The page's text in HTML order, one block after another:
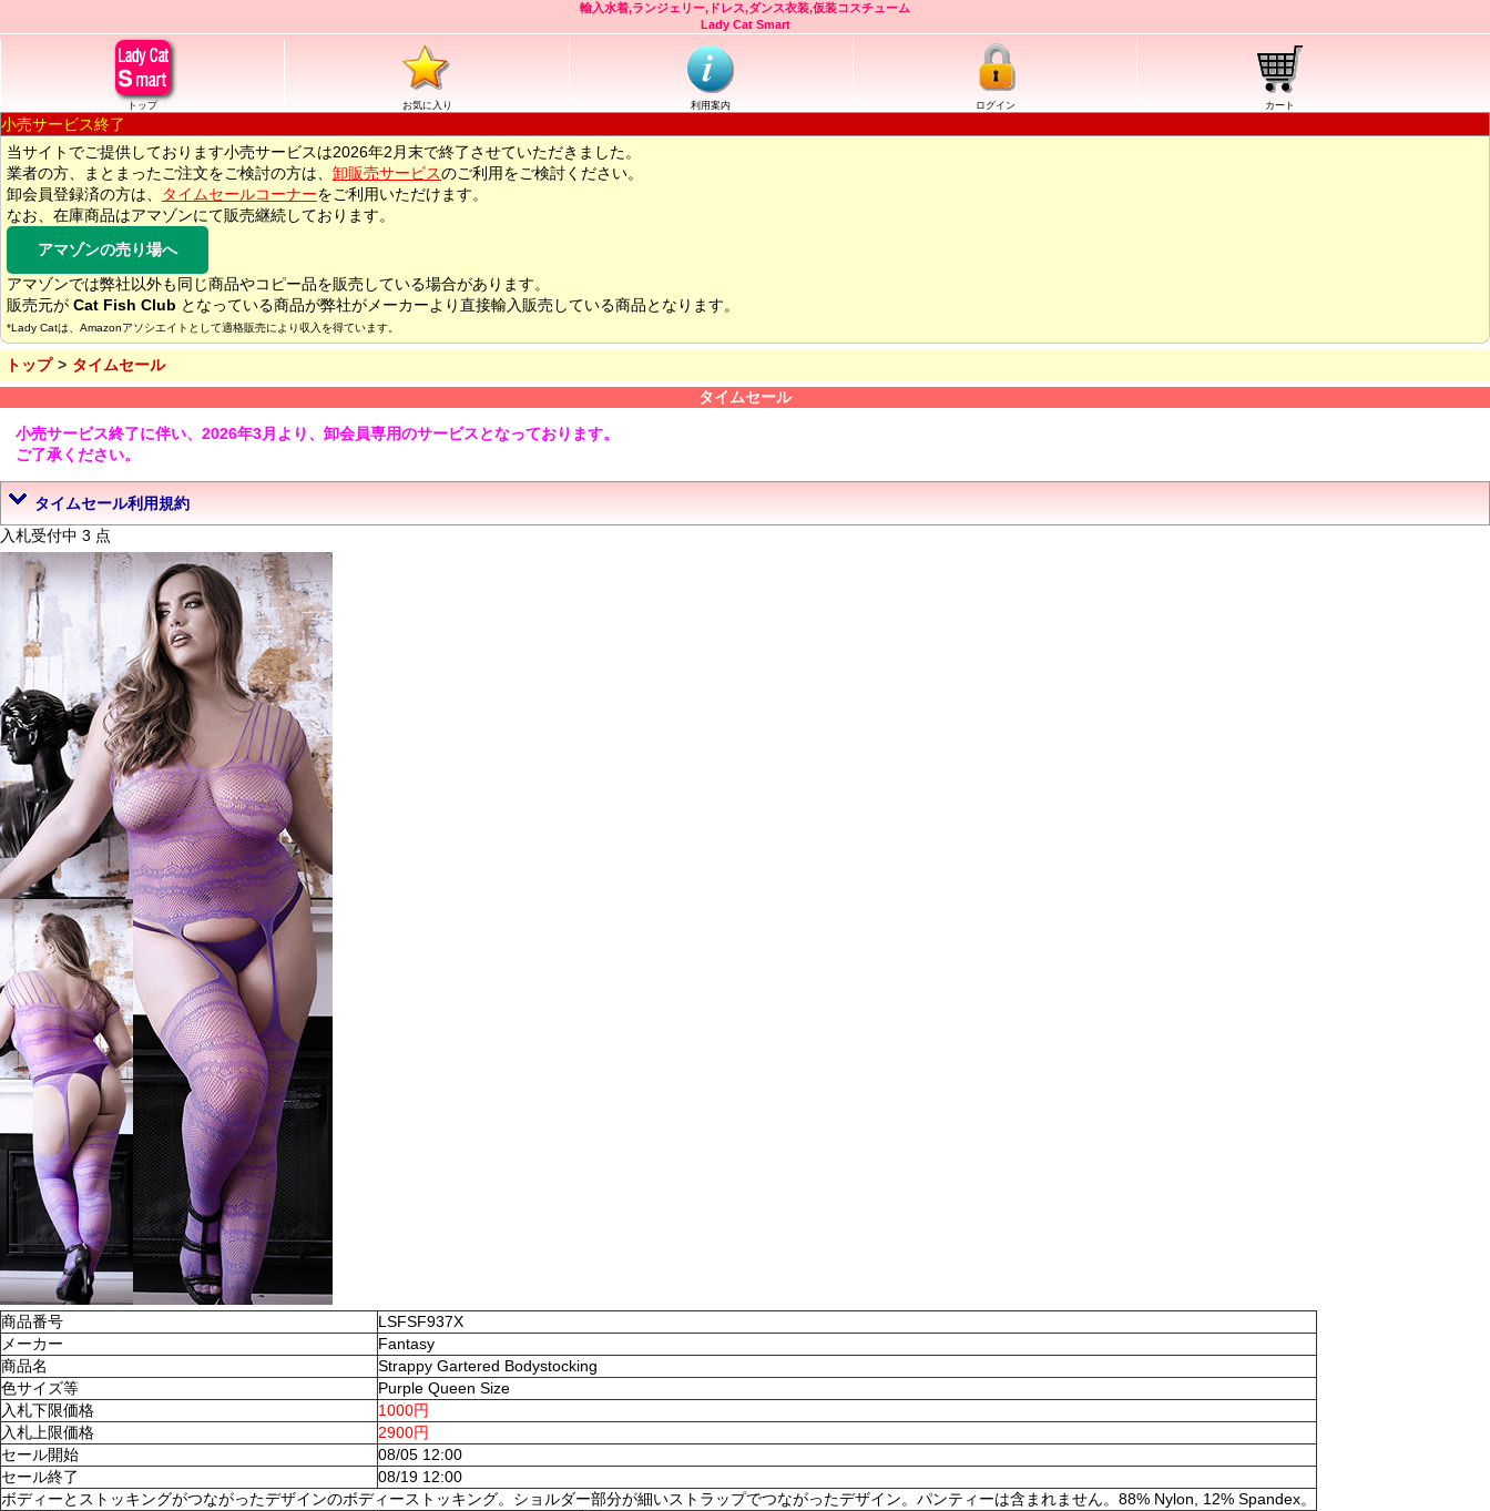
輸入水着,ランジェリー,ドレス,ダンス衣装,仮装コスチューム
Lady Cat Smart
トップ お気に入り 利用案内 ログイン カート
小売サービス終了
当サイトでご提供しております小売サービスは2026年2月末で終了させていただきました。
業者の方、まとまったご注文をご検討の方は、 卸販売サービスのご利用をご検討ください。
卸会員登録済の方は、
タイムセールコーナーをご利用いただけます。
なお、在庫商品はアマゾンにて販売継続しております。
アマゾンの売り場へ
アマゾンでは弊社以外も同じ商品やコピー品を販売している場合があります。
販売元が Cat Fish Club となっている商品が弊社がメーカーより直接輸入販売している商品となります。
*Lady Catは、Amazonアソシエイトとして適格販売により収入を得ています。
トップ
タイムセール
タイムセール
小売サービス終了に伴い、2026年3月より、卸会員専用のサービスとなっております。
ご了承ください。
タイムセール利用規約
入札受付中 3 点
商品番号
LSFSF937X
メーカー
Fantasy
商品名
Strappy Gartered Bodystocking
色サイズ等
Purple Queen Size
入札下限価格
1000円
入札上限価格
2900円
セール開始
08/05 12:00
セール終了
08/19 12:00
ボディーとストッキングがつながったデザインのボディーストッキング。ショルダー部分が細いストラップでつながったデザイン。パンティーは含まれません。88% Nylon, 12% Spandex。